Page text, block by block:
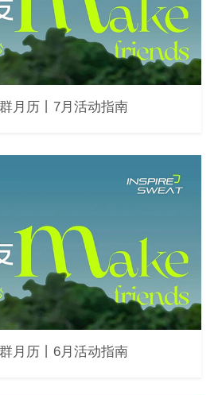
月历丨7月活动指南
月历丨6月活动指南